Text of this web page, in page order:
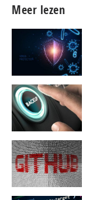
Meer lezen